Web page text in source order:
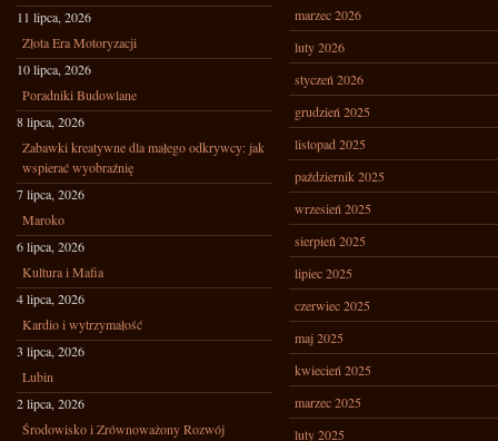
11 lipca, 2026
Złota Era Motoryzacji
10 lipca, 2026
Poradniki Budowlane
8 lipca, 2026
Zabawki kreatywne dla małego odkrywcy: jak
wspierać wyobraźnię
7 lipca, 2026
Maroko
6 lipca, 2026
Kultura i Mafia
4 lipca, 2026
Kardio i wytrzymałość
3 lipca, 2026
Lubin
2 lipca, 2026
Środowisko i Zrównoważony Rozwój
marzec 2026
luty 2026
styczeń 2026
grudzień 2025
listopad 2025
październik 2025
wrzesień 2025
sierpień 2025
lipiec 2025
czerwiec 2025
maj 2025
kwiecień 2025
marzec 2025
luty 2025